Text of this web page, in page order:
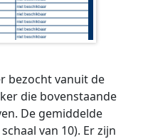
bezocht vanuit de
die bovenstaande
De gemiddelde
van 10). Er zijn